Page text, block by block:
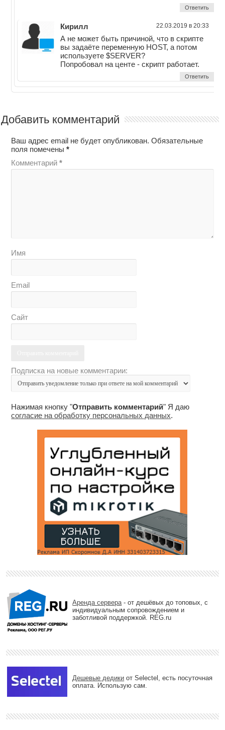
Ответить
Кирилл 22.03.2019 в 20:33
А не может быть причиной, что в скрипте
вы задаёте переменную HOST, а потом
используете $SERVER?
Попробовал на центе - скрипт работает.
Ответить
Добавить комментарий
Ваш адрес email не будет опубликован. Обязательные
поля помечены*
Комментарий*
Имя
Email
Сайт
Подписка на новые комментарии:
Нажимая кнопку "Отправить комментарий" Я даю
согласие на обработку персональных данных.
Аренда сервера- от дешёвых до топовых, с
индивидуальным сопровождением и
заботливой поддержкой. REG.ru
Дешевые дедики от Selectel, есть посуточная
оплата. Использую сам.